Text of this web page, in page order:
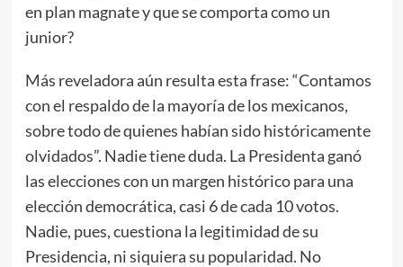
en plan magnate y que se comporta como un
junior?
Más reveladora aún resulta esta frase: “Contamos
con el respaldo de la mayoría de los mexicanos,
sobre todo de quienes habían sido históricamente
olvidados”. Nadie tiene duda. La Presidenta ganó
las elecciones con un margen histórico para una
elección democrática, casi 6 de cada 10 votos.
Nadie, pues, cuestiona la legitimidad de su
Presidencia, ni siquiera su popularidad. No